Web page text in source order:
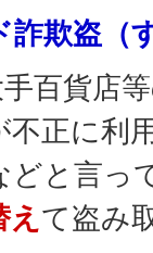
詐欺盗（
百貨店
不正に利
どと言っ
て盗み